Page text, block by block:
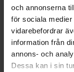
och annonserna
för sociala
vidarebefordrar
information från
annons- och
Dessa kan i sin